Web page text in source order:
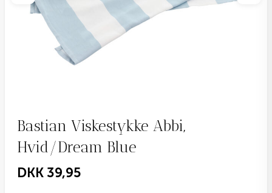
Bastian Viskestykke Abbi,
Hvid/Dream Blue
DKK 39,95